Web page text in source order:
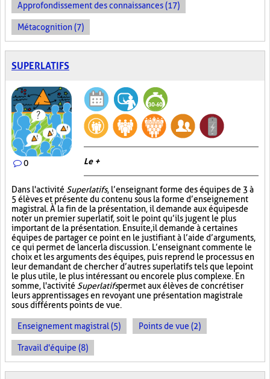
Approfondissement des connaissances (17)
Métacognition (7)
SUPERLATIFS
0 Le +
Dans l'activité Superlatifs, l’enseignant forme des équipes de 3 à
5 élèves et présente du contenu sous la forme d’enseignement
magistral. À la fin de la présentation, il demande aux équipes de
noter un premier superlatif, soit le point qu’ils jugent le plus
important de la présentation. Ensuite, il demande à certaines
équipes de partager ce point en le justifiant à l’aide d’arguments,
ce qui permet de lancer la discussion. L’enseignant commente le
choix et les arguments des équipes, puis reprend le processus en
leur demandant de chercher d’autres superlatifs tels que le point
le plus utile, le plus intéressant ou encore le plus complexe. En
somme, l'activité Superlatifspermet aux élèves de concrétiser
leurs apprentissages en revoyant une présentation magistrale
sous différents points de vue.
Enseignement magistral (5) Points de vue (2)
Travail d'équipe (8)